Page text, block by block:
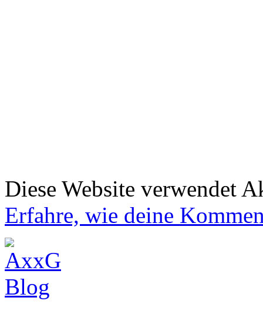
Diese Website verwendet
Erfahre, wie deine